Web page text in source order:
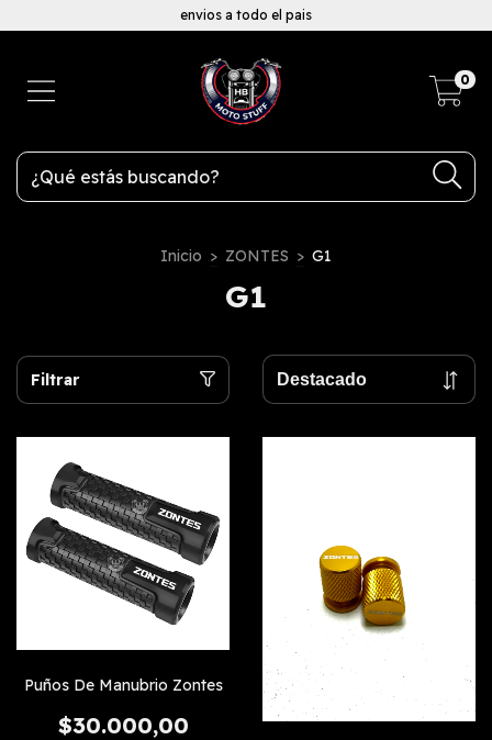
envios a todo el pais
0
Inicio > ZONTES > G1
G1
Filtrar
Puños De Manubrio Zontes
$30.000,00